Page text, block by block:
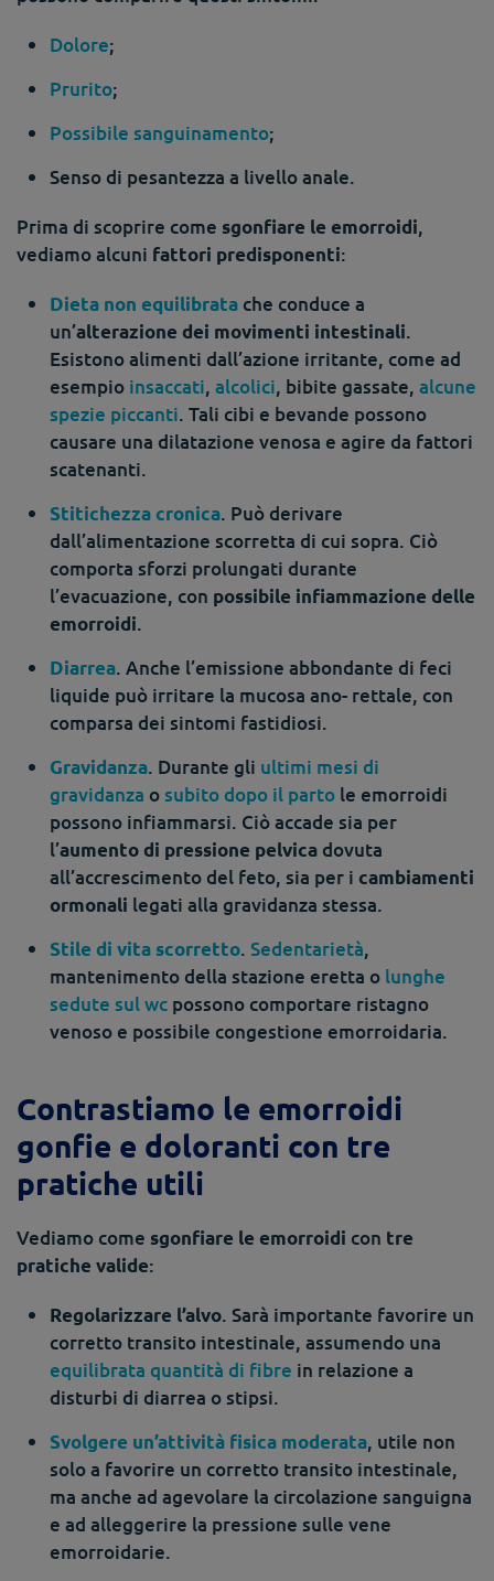
Dolore;
Prurito;
Possibile sanguinamento;
Senso di pesantezza a livello anale.
Prima di scoprire come sgonfiare le emorroidi,
vediamo alcuni fattori predisponenti:
Dieta non equilibrata che conduce a
un’alterazione dei movimenti intestinali.
Esistono alimenti dall’azione irritante, come ad
esempio insaccati, alcolici, bibite gassate, alcune
spezie piccanti. Tali cibi e bevande possono
causare una dilatazione venosa e agire da fattori
scatenanti.
Stitichezza cronica. Può derivare
dall’alimentazione scorretta di cui sopra. Ciò
comporta sforzi prolungati durante
l’evacuazione, con possibile infiammazione delle
emorroidi.
Diarrea. Anche l’emissione abbondante di feci
liquide può irritare la mucosa ano- rettale, con
comparsa dei sintomi fastidiosi.
Gravidanza. Durante gli ultimi mesi di
gravidanza osubito dopo il parto le emorroidi
possono infiammarsi. Ciò accade sia per
l’aumento di pressione pelvica dovuta
all’accrescimento del feto, sia per i cambiamenti
ormonali legati alla gravidanza stessa.
Stile di vita scorretto. Sedentarietà,
mantenimento della stazione eretta o lunghe
sedute sul wc possono comportare ristagno
venoso e possibile congestione emorroidaria.
Contrastiamo le emorroidi
gonfie e doloranti con tre
pratiche utili
Vediamo come sgonfiare le emorroidi con tre
pratiche valide:
Regolarizzare l’alvo. Sarà importante favorire un
corretto transito intestinale, assumendo una
equilibrata quantità di fibre in relazione a
disturbi di diarrea o stipsi.
Svolgere un’attività fisica moderata, utile non
solo a favorire un corretto transito intestinale,
ma anche ad agevolare la circolazione sanguigna
e ad alleggerire la pressione sulle vene
emorroidarie.